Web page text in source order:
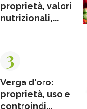
proprietà, valori
nutrizionali,...
3
Verga d'oro:
proprietà, uso e
controindi...